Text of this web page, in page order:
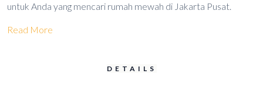
untuk Anda yang mencari rumah mewah di Jakarta Pusat.
Read More
DETAILS